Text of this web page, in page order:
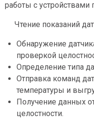
работы с устройствами
Чтение показаний
Обнаружение
проверкой
Определение типа
Отправка команд
температуры и
Получение данных
целостности.